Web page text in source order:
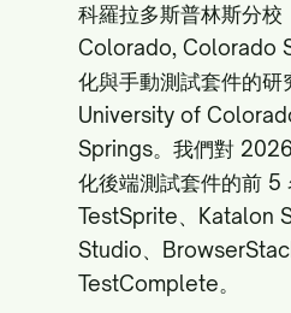
科羅拉多斯普林斯分
Colorado, Colorado
化與手動測試套件的研
University of
Springs。我們對
化後端測試套件的前 5
TestSprite、Katalon
Studio、
TestComplete。